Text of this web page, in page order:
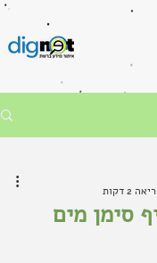
סימן מים
2 דקות